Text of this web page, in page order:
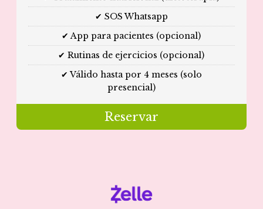
✔ SOS Whatsapp
✔ App para pacientes (opcional)
✔ Rutinas de ejercicios (opcional)
✔ Válido hasta por 4 meses (solo
presencial)
Reservar